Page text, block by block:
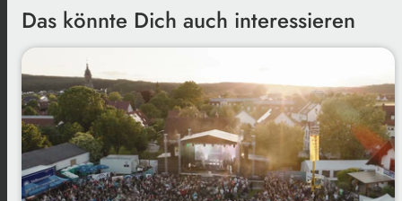
Das könnte Dich auch interessieren